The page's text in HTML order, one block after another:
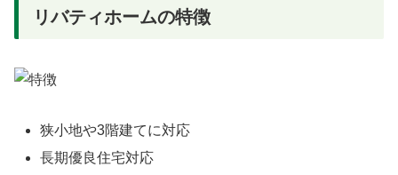
リバティホームの特徴
狭小地や3階建てに対応
長期優良住宅対応